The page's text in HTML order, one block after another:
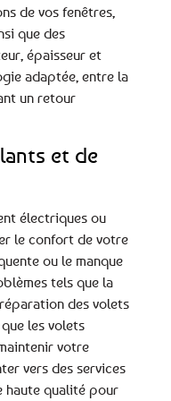
de vos fenêtres,
que des
épaisseur et
adaptée, entre la
un retour
et de
électriques ou
le confort de votre
ou le manque
tels que la
des volets
les volets
votre
vers des services
haute qualité pour